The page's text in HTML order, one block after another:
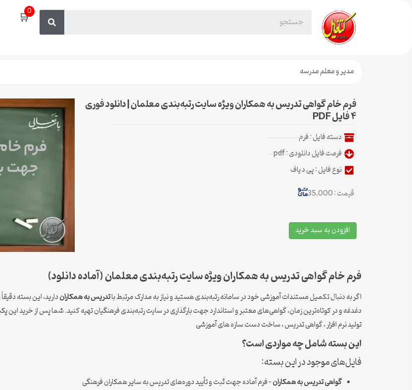
🛒0
مدیر و معلم مدرسه
فرم خام گواهی تدریس به همکاران ویژه سایت رتبه‌بندی معلمان | دانلود فوری
۴ فایل PDF
دسته فایل :فرم
فرمت فایل دانلودی : pdf
نوع فایل : پی د یاف
قیمت : 35,000
افزودن به سبد خرید
فرم خام گواهی تدریس به همکاران ویژه سایت رتبه‌بندی معلمان (آماده دانلود)
اگر به دنبال تکمیل مستندات آموزشی خود در سامانه رتبه‌بندی هستید و نیاز به مدارک مرتبط باتدریس به همکاراندارید، این بسته
تولید نرم افزار ، گواهی تدریس ، ساخت دست سازه های آموزشی
این بسته شامل چه مواردی است؟
فایل‌های موجود در این بسته:
گواهی تدریس به همکاران– فرم آماده جهت ثبت و تأیید دوره‌های تدریس به سایر همکاران فرهنگی